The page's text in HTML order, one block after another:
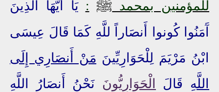
للمؤمنين بمحمد ﷺ : يَا أَيُّهَا الَّذِينَ
آَمَنُوا كُونوا أَنصَاراً للَّهِ كَمَا قَالَ عِيسَى
ابْنُ مَرْيَمَ لِلْحَوَارِيِّينَ مَنْ أَنصَارِي إِلَى
اللَّهِ قَالَ الْحَوَارِيُّونَ نَحْنُ أَنصَارُ اللَّهِ